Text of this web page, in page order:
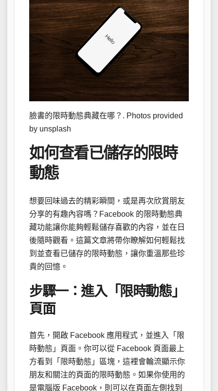
臉書的限時動態典藏在哪？. Photos provided
by unsplash
如何查看已儲存的限時
動態
想要回味過去的精彩瞬間，或是再次欣賞朋友
分享的有趣內容嗎？Facebook 的限時動態典
藏功能讓你能夠輕鬆儲存喜歡的內容，並在日
後隨時觀看。這篇文章將帶你瞭解如何輕鬆找
到並查看已儲存的限時動態，讓你重溫那些珍
貴的回憶。
步驟一：進入「限時動態」
頁面
首先，開啟 Facebook 應用程式，並進入「限
時動態」頁面。你可以從 Facebook 頁面最上
方看到「限時動態」區塊，這裡會輪流顯示你
朋友和關注的頁面的限時動態。如果你使用的
是電腦版 Facebook，則可以在頁面左側找到